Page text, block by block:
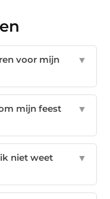
voor mijn
▼
mijn feest
▼
niet weet
▼